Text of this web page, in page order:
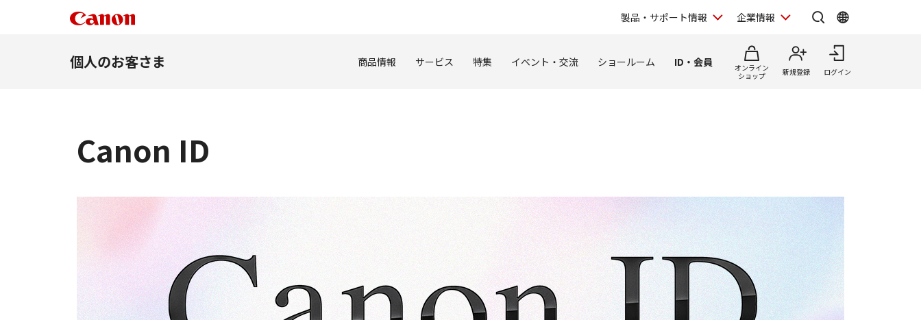
製品・サポート情報 企業情報
個人のお客さま 商品情報 サービス 特集 イベント・交流 ショールーム ID・会員
オンライン
ショップ
新規登録 ログイン
Canon ID